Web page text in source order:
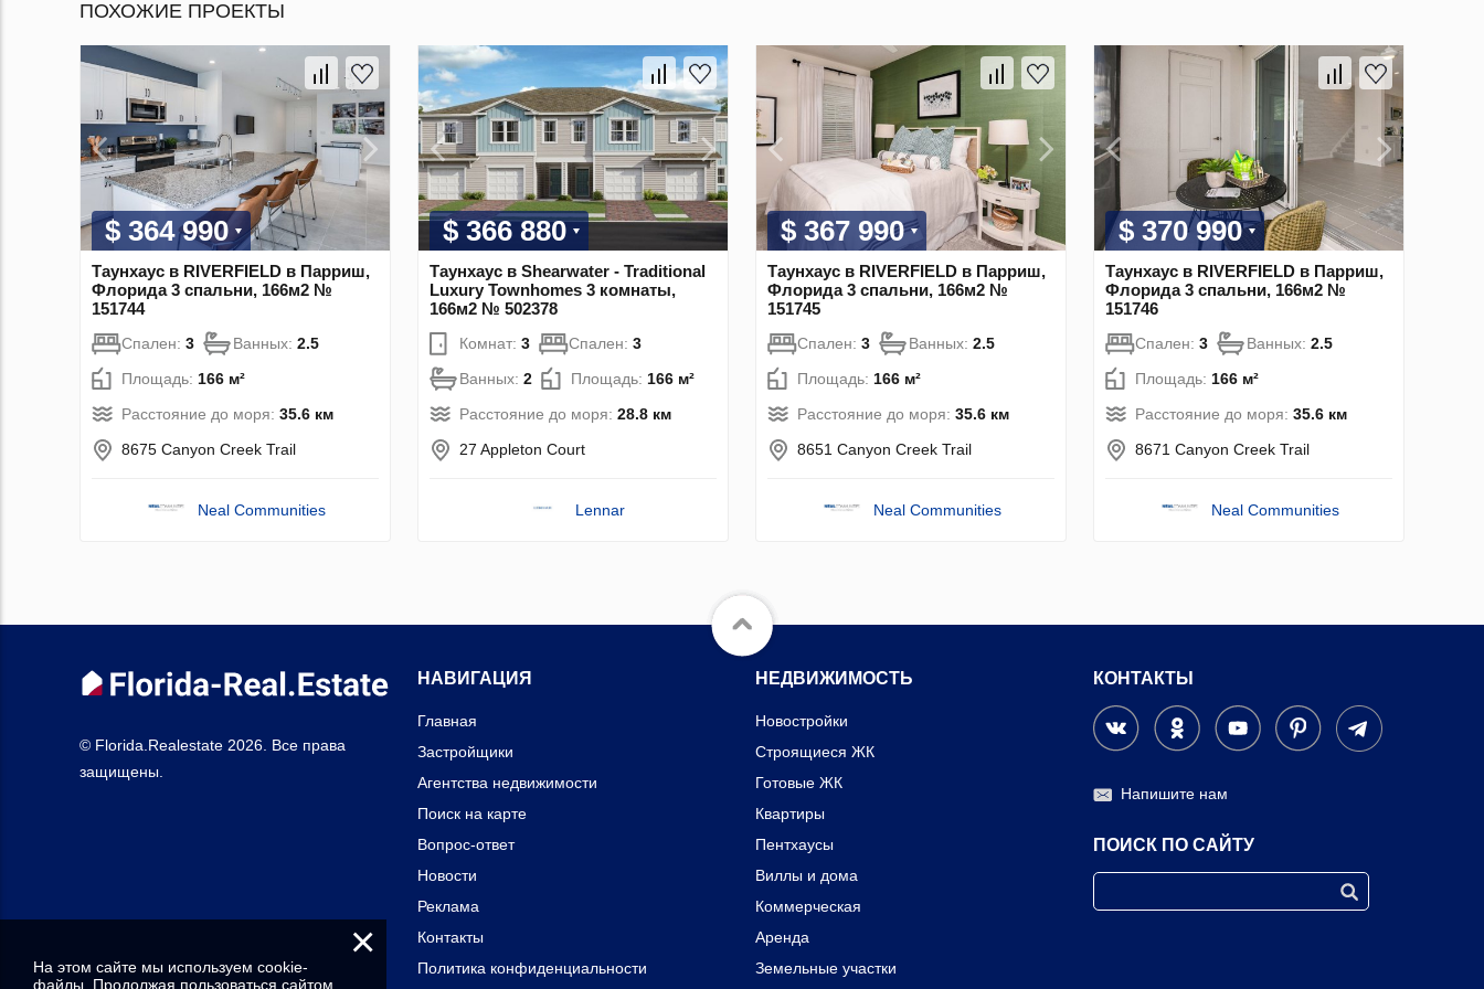
ПОХОЖИЕ ПРОЕКТЫ
$ 364 990
Таунхаус в RIVERFIELD в Парриш,
Флорида 3 спальни, 166м2 №
151744
Спален: 3 Ванных: 2.5
Площадь: 166 м²
Расстояние до моря: 35.6 км
8675 Canyon Creek Trail
Neal Communities
$ 366 880
Таунхаус в Shearwater - Traditional
Luxury Townhomes 3 комнаты,
166м2 № 502378
Комнат: 3 Спален: 3
Ванных: 2 Площадь: 166 м²
Расстояние до моря: 28.8 км
27 Appleton Court
Lennar
$ 367 990
Таунхаус в RIVERFIELD в Парриш,
Флорида 3 спальни, 166м2 №
151745
Спален: 3 Ванных: 2.5
Площадь: 166 м²
Расстояние до моря: 35.6 км
8651 Canyon Creek Trail
Neal Communities
$ 370 990
Таунхаус в RIVERFIELD в Парриш,
Флорида 3 спальни, 166м2 №
151746
Спален: 3 Ванных: 2.5
Площадь: 166 м²
Расстояние до моря: 35.6 км
8671 Canyon Creek Trail
Neal Communities
© Florida.Realestate 2026. Все права
защищены.
НАВИГАЦИЯ
Главная
Застройщики
Агентства недвижимости
Поиск на карте
Вопрос-ответ
Новости
Реклама
Контакты
Политика конфиденциальности
НЕДВИЖИМОСТЬ
Новостройки
Строящиеся ЖК
Готовые ЖК
Квартиры
Пентхаусы
Виллы и дома
Коммерческая
Аренда
Земельные участки
КОНТАКТЫ
Напишите нам
ПОИСК ПО САЙТУ
×
На этом сайте мы используем cookie-
файлы. Продолжая пользоваться сайтом,